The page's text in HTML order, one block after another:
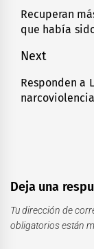
de
entradas
Previous
post:
Recuperan
que había
Next
Next
post:
Responden a
Deja una
Tu dirección de
obligatorios están